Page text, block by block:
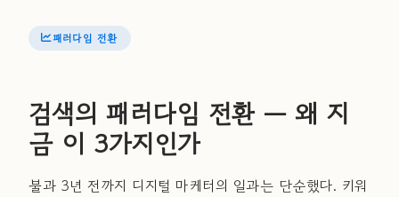
패러다임 전환
검색의 패러다임 전환 — 왜 지
금 이 3가지인가
불과 3년 전까지 디지털 마케터의 일과는 단순했다. 키워